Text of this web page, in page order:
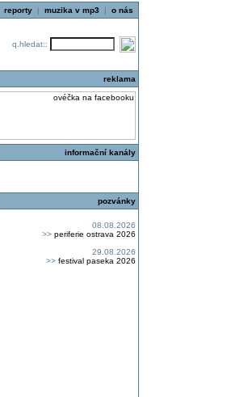
reporty| muzika v mp3 | o nás
q.hledat::
reklama
informační kanály
pozvánky
08.08.2026
>> periferie ostrava 2026
29.08.2026
>> festival paseka 2026